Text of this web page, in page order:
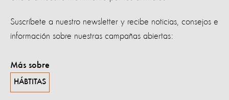
Suscríbete a nuestro newsletter y recibe noticias, consejos e
información sobre nuestras campañas abiertas:
Más sobre
HÁBTITAS